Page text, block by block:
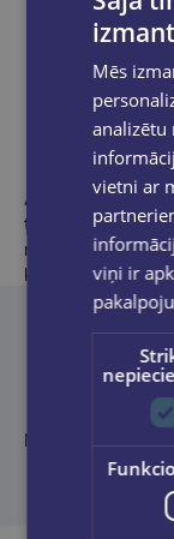
Amerikāņu
tostarp romānu
motīviem
kad neraksta,
No angļu valodas
Mēs
analizētu
vietni ar
viņi ir